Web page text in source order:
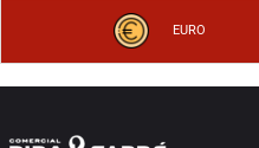
EURO